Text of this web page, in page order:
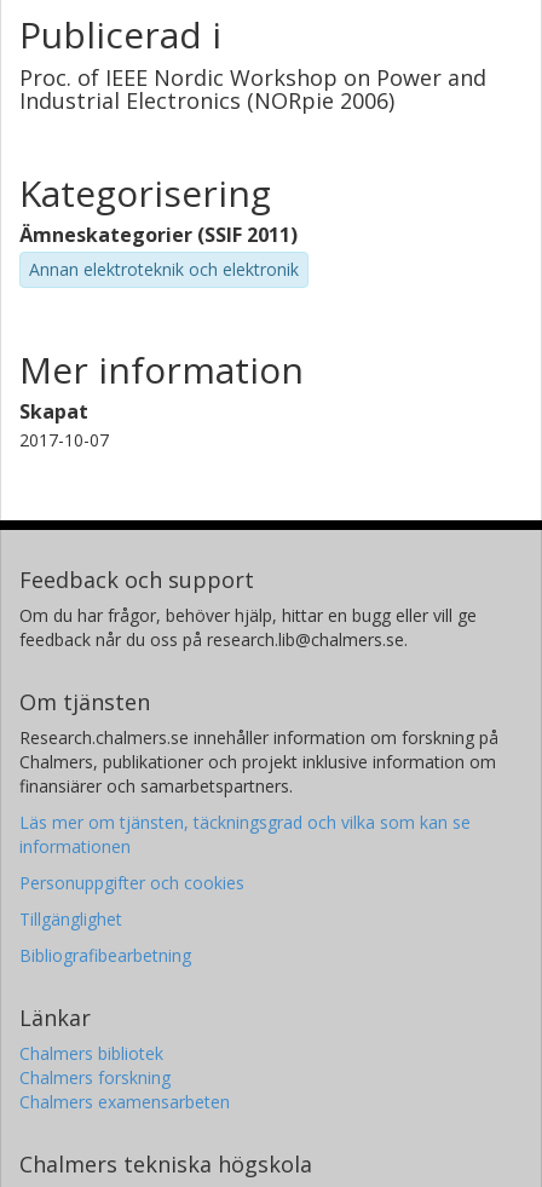
Publicerad i
Proc. of IEEE Nordic Workshop on Power and
Industrial Electronics (NORpie 2006)
Kategorisering
Ämneskategorier (SSIF 2011)
Annan elektroteknik och elektronik
Mer information
Skapat
2017-10-07
Feedback och support
Om du har frågor, behöver hjälp, hittar en bugg eller vill ge
feedback når du oss på research.lib@chalmers.se.
Om tjänsten
Research.chalmers.se innehåller information om forskning på
Chalmers, publikationer och projekt inklusive information om
finansiärer och samarbetspartners.
Läs mer om tjänsten, täckningsgrad och vilka som kan se
informationen
Personuppgifter och cookies
Tillgänglighet
Bibliografibearbetning
Länkar
Chalmers bibliotek
Chalmers forskning
Chalmers examensarbeten
Chalmers tekniska högskola